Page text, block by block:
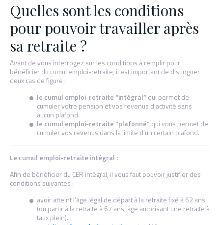
Quelles sont les conditions
pour pouvoir travailler après
sa retraite ?
Avant de vous interrogez sur les conditions à remplir pour
bénéficier du cumul emploi-retraite, il est important de distinguer
deux cas de figure :
le cumul emploi-retraite “intégral” qui permet de
cumuler votre pension et vos revenus d’activité sans
aucun plafond.
le cumul emploi-retraite “plafonné” qui vous permet de
cumuler vos revenus dans la limite d’un certain plafond.
Le cumul emploi-retraite intégral :
Afin de bénéficier du CER intégral, il vous faut pouvoir justifier des
conditions suivantes :
avoir atteint l’âge légal de départ à la retraite fixé à 62 ans
(ou partir à la retraite à 67 ans, âge autorisant une retraite à
taux plein).